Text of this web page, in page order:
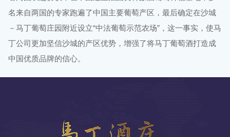
名来自两国的专家跑遍了中国主要葡萄产区，最后确定在沙城
－马丁葡萄庄园附近设立“中法葡萄示范农场”，这一事实，使马
丁公司更加坚信沙城的产区优势，增强了将马丁葡萄酒打造成
中国优质品牌的信心。